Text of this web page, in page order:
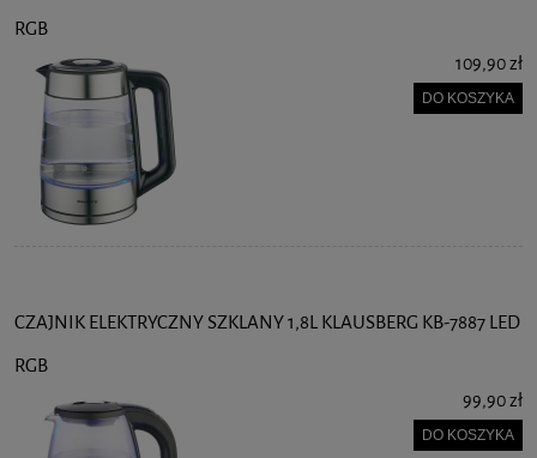
RGB
109,90 zł
DO KOSZYKA
CZAJNIK ELEKTRYCZNY SZKLANY 1,8L KLAUSBERG KB-7887 LED
RGB
99,90 zł
DO KOSZYKA